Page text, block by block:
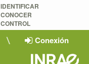
IDENTIFICAR
CONOCER
CONTROL
Conexión